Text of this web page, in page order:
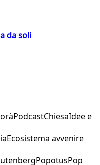
da soli
PodcastChiesaIdee e
Ecosistema avvenire
PopotusPop